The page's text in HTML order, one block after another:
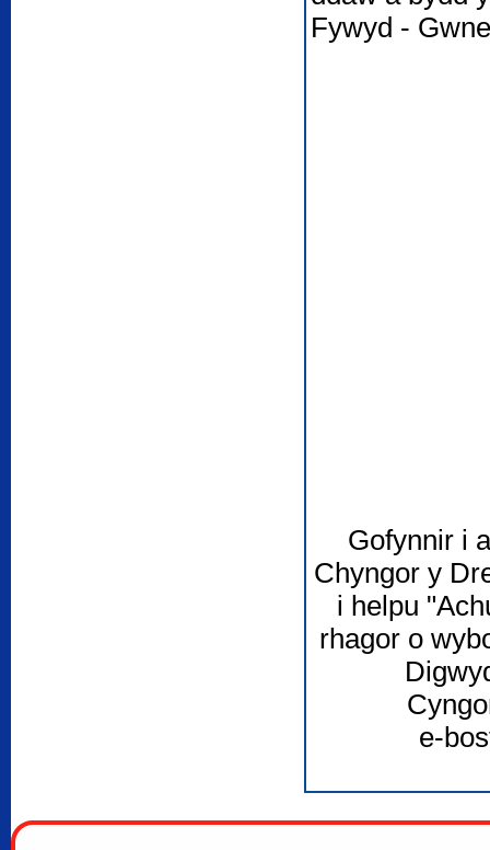
Fywyd -
Gofynnir i
Chyngor y
i helpu
rhagor o
e-